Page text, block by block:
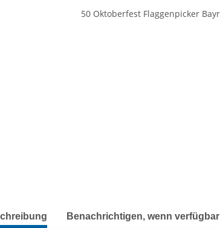
Registerkarten anzeigen
Benachrichtigen, wenn verfügbar